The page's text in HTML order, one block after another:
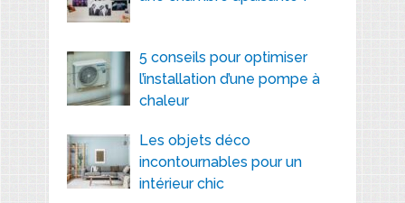
5 conseils pour optimiser
l’installation d’une pompe à
chaleur
Les objets déco
incontournables pour un
intérieur chic